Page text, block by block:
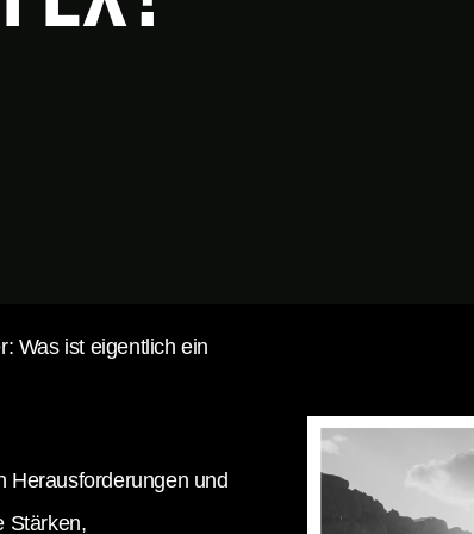
Was ist eigentlich ein
Herausforderungen und
Stärken,